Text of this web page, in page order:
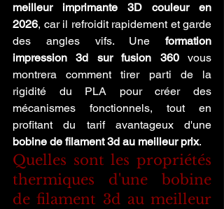
meilleur imprimante 3D couleur en
2026, car il refroidit rapidement et garde
des angles vifs. Une formation
impression 3d sur fusion 360 vous
montrera comment tirer parti de la
rigidité du PLA pour créer des
mécanismes fonctionnels, tout en
bobine de filament 3d au meilleur prix.
Quelles sont les propriétés
thermiques d'une bobine
de filament 3d au meilleur